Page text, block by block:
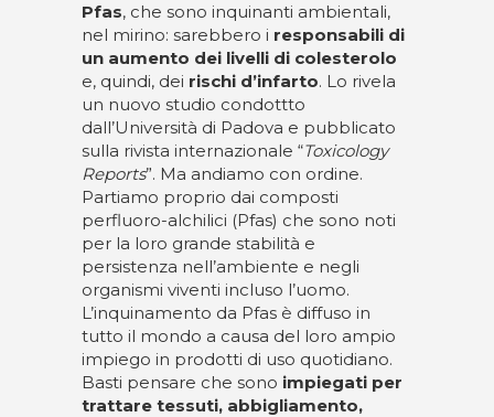
Pfas, che sono inquinanti ambientali,
nel mirino: sarebbero i responsabili di
un aumento dei livelli di colesterolo
e, quindi, dei rischi d’infarto. Lo rivela
un nuovo studio condottto
dall’Università di Padova e pubblicato
sulla rivista internazionale “Toxicology
Reports”. Ma andiamo con ordine.
Partiamo proprio dai composti
perfluoro-alchilici (Pfas) che sono noti
per la loro grande stabilità e
persistenza nell’ambiente e negli
organismi viventi incluso l’uomo.
L’inquinamento da Pfas è diffuso in
tutto il mondo a causa del loro ampio
impiego in prodotti di uso quotidiano.
Basti pensare che sono impiegati per
trattare tessuti, abbigliamento,